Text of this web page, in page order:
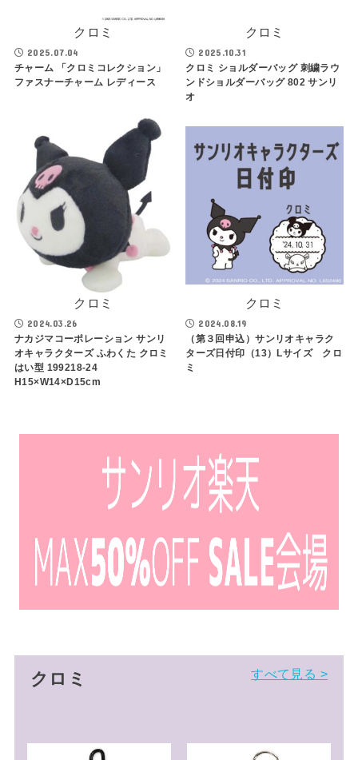
クロミ
2025.07.04
チャーム 「クロミコレクション」
ファスナーチャーム レディース
クロミ
2025.10.31
クロミ ショルダーバッグ 刺繍ラウ
ンドショルダーバッグ 802 サンリ
オ
クロミ
2024.03.26
ナカジマコーポレーション サンリ
オキャラクターズ ふわくた クロミ
はい型 199218-24
H15×W14×D15cm
クロミ
2024.08.19
（第３回申込）サンリオキャラク
ターズ日付印（13）Lサイズ クロ
ミ
クロミ すべて見る >